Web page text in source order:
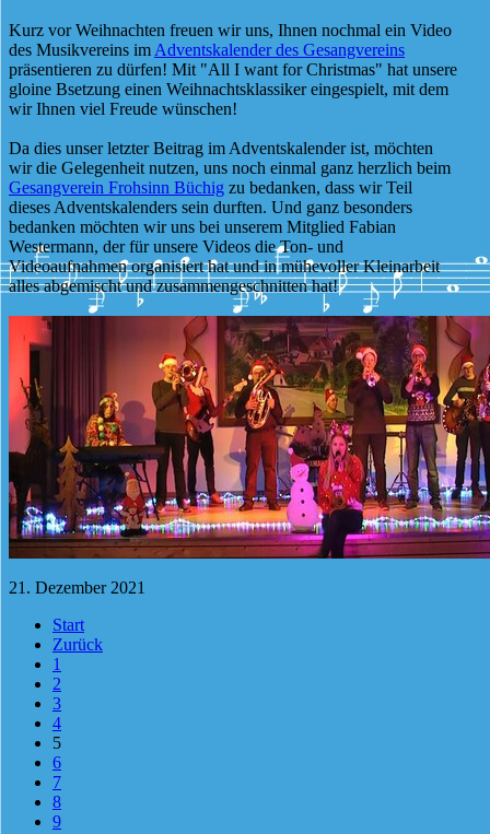
Kurz vor Weihnachten freuen wir uns, Ihnen nochmal ein Video
des Musikvereins im Adventskalender des Gesangvereins
präsentieren zu dürfen! Mit "All I want for Christmas" hat unsere
gloine Bsetzung einen Weihnachtsklassiker eingespielt, mit dem
wir Ihnen viel Freude wünschen!
Da dies unser letzter Beitrag im Adventskalender ist, möchten
wir die Gelegenheit nutzen, uns noch einmal ganz herzlich beim
Gesangverein Frohsinn Büchig zu bedanken, dass wir Teil
dieses Adventskalenders sein durften. Und ganz besonders
bedanken möchten wir uns bei unserem Mitglied Fabian
Westermann, der für unsere Videos die Ton- und
Videoaufnahmen organisiert hat und in mühevoller Kleinarbeit
alles abgemischt und zusammengeschnitten hat!
21. Dezember 2021
Start
Zurück
1
2
3
4
5
6
7
8
9